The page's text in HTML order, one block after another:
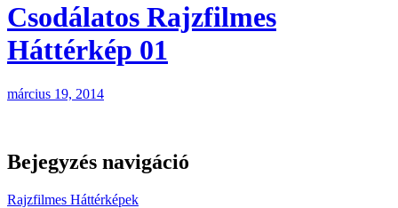
Csodálatos Rajzfilmes
Háttérkép 01
március 19, 2014
Bejegyzés navigáció
Rajzfilmes Háttérképek